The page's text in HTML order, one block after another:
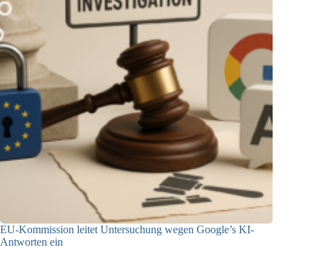
EU-Kommission leitet Untersuchung wegen Google’s KI-
Antworten ein